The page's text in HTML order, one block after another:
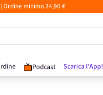
Ordine minimo 24,90 €
Podcast Scarica l'App!